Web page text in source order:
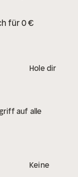
Physik dazu?
wie sollte
... und die
Bild der
für 0 €
Hole dir
auf alle
Keine